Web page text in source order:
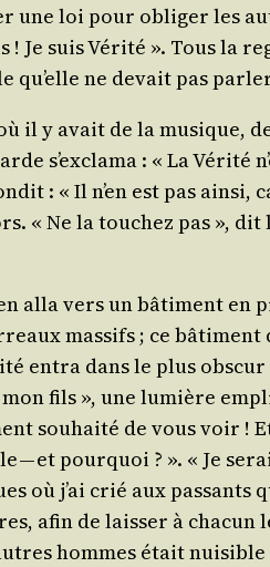
loi pour obli­ger les
! Je suis Véri­té ». Tous
qu’elle ne devait pas
y avait de la musique,
s’ex­cla­ma : « La Véri­té
: « Il n’en est pas
« Ne la tou­chez pas »,
alla vers un bâti­ment
mas­sifs ; ce bâti­ment
entra dans le plus
fils », une lumière
sou­hai­té de vous voir
— et pour­quoi ? ». « Je
où j’ai crié aux
afin de lais­ser à
hommes était nui­sible